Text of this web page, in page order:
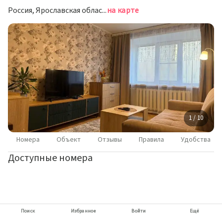
Россия, Ярославская область, Рыбинск, Волжская набережная, 193на карте
1 / 10
Номера Объект Отзывы Правила Удобства
Доступные номера
Поиск Избранное Войти Ещё